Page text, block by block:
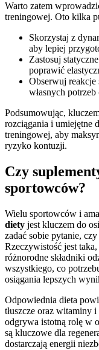
Warto zatem
treningowej. Oto kilka
Skorzystaj z
aby lepiej
Zastosuj
poprawić
Obserwuj reakcje
własnych
Podsumowując,
rozciągania i umiejętne
treningowej, aby
ryzyko kontuzji.
Czy
sportowców?
Wielu sportowców i
diety jest kluczem do
zadać sobie pytanie,
Rzeczywistość jest
różnorodne składniki
wszystkiego, co
osiągania lepszych
Odpowiednia dieta
tłuszcze oraz witaminy
odgrywa istotną rolę w
są kluczowe dla
dostarczają energii